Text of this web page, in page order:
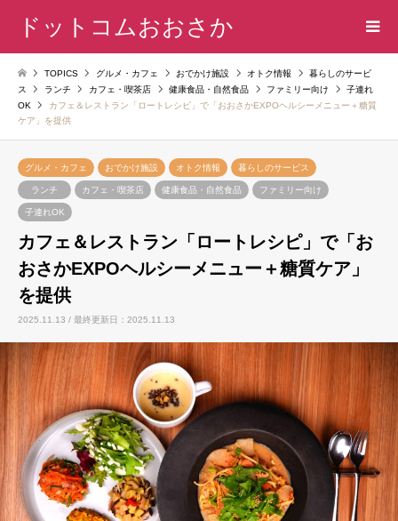
ドットコムおおさか
TOPICS グルメ・カフェ おでかけ施設 オトク情報
暮らしのサービ
ス
ランチ カフェ・喫茶店 健康食品・自然食品 ファミリー向け
子連れ
OK
カフェ＆レストラン「ロートレシピ」で「おおさかEXPOヘルシーメニュー＋糖質
ケア」を提供
グルメ・カフェ おでかけ施設 オトク情報 暮らしのサービス
ランチ カフェ・喫茶店 健康食品・自然食品 ファミリー向け
子連れOK
カフェ＆レストラン「ロートレシピ」で「お
おさかEXPOヘルシーメニュー＋糖質ケア」
を提供
2025.11.13 / 最終更新日：2025.11.13